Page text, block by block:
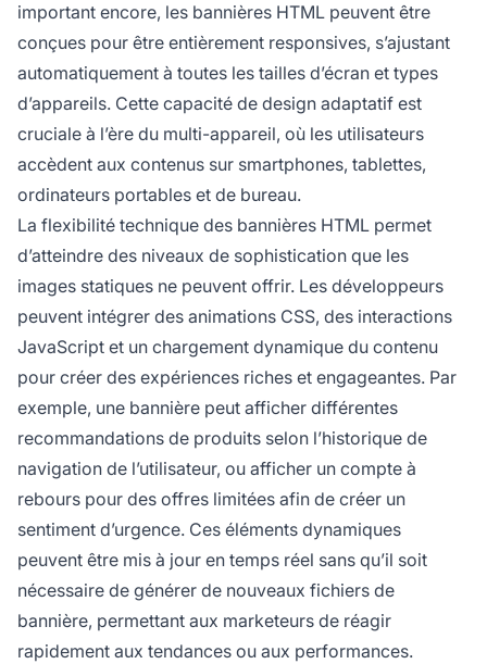
important encore, les bannières HTML peuvent être
conçues pour être entièrement responsives, s’ajustant
automatiquement à toutes les tailles d’écran et types
d’appareils. Cette capacité de design adaptatif est
cruciale à l’ère du multi-appareil, où les utilisateurs
accèdent aux contenus sur smartphones, tablettes,
ordinateurs portables et de bureau.
La flexibilité technique des bannières HTML permet
d’atteindre des niveaux de sophistication que les
images statiques ne peuvent offrir. Les développeurs
peuvent intégrer des animations CSS, des interactions
JavaScript et un chargement dynamique du contenu
pour créer des expériences riches et engageantes. Par
exemple, une bannière peut afficher différentes
recommandations de produits selon l’historique de
navigation de l’utilisateur, ou afficher un compte à
rebours pour des offres limitées afin de créer un
sentiment d’urgence. Ces éléments dynamiques
peuvent être mis à jour en temps réel sans qu’il soit
nécessaire de générer de nouveaux fichiers de
bannière, permettant aux marketeurs de réagir
rapidement aux tendances ou aux performances.